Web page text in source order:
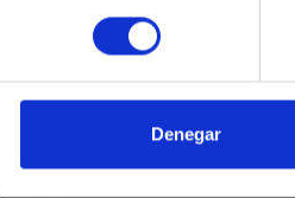
consentimiento
Denegar